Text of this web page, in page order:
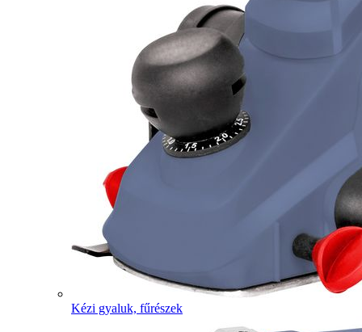
Kézi gyaluk, fűrészek